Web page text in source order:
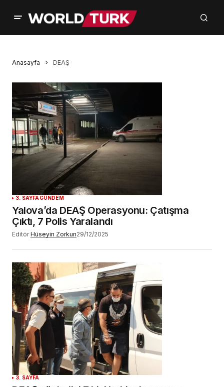
Anasayfa DEAŞ
3. SAYFA GÜNDEM
Yalova’da DEAŞ Operasyonu: Çatışma
Çıktı, 7 Polis Yaralandı
Editör Hüseyin Zorkun29/12/2025
3. SAYFA